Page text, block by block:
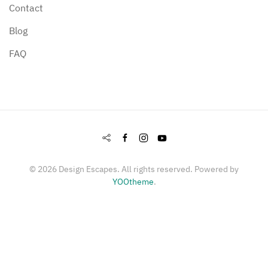
Contact
Blog
FAQ
© 2026 Design Escapes. All rights reserved. Powered by
YOOtheme.